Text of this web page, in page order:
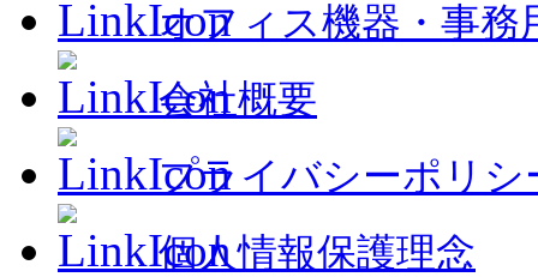
オフィス機器・事務
会社概要
プライバシーポリシ
個人情報保護理念